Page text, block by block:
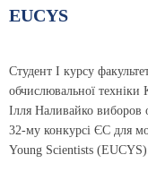
EUCYS
Студент І курсу
обчислювальної техніки
Ілля Наливайко
32-му конкурсі ЄС для
Young Scientists